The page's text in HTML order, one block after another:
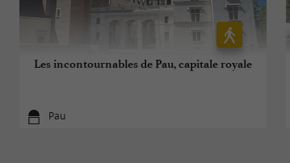
Les incontournables de Pau, capitale royale
Pau